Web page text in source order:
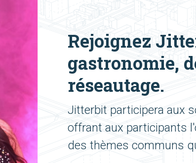
Rejoignez
gastronomie,
réseautage.
Jitterbit participera aux
offrant aux participants
des thèmes communs